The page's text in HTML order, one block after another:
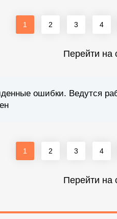
1 2 3 4
Перейти на
ошибки. Ведутся
1 2 3 4
Перейти на